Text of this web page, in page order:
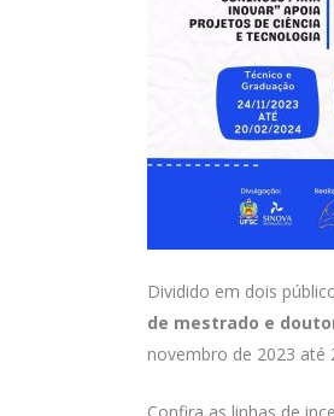
Dividido em dois
de mestrado e
novembro de 2023 até